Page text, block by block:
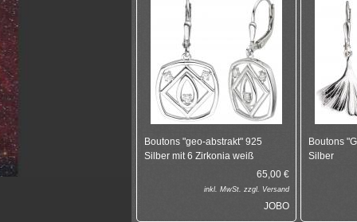
Boutons "geo-abstrakt" 925
Silber mit 6 Zirkonia weiß
65,00 €
inkl. MwSt. zzgl. Versand
JOBO
Boutons
Silber